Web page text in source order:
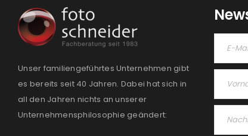
Unser familiengeführtes Unternehmen gibt
es bereits seit 40 Jahren. Dabei hat sich in
all den Jahren nichts an unserer
Unternehmensphilosophie geändert: